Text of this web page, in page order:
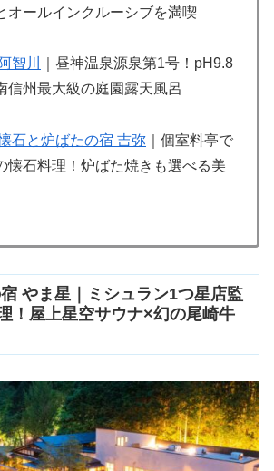
オールインクルーシブを満喫
智川
｜昼神温泉源泉第1号！pH9.8
信州最大級の庭園露天風呂
石と炉ばたの宿 吉弥 ｜個室料亭で
懐石料理！炉ばた焼きも選べる美
やま星｜ミシュラン1つ星店監
！屋上星空サウナ×幻の尾崎牛